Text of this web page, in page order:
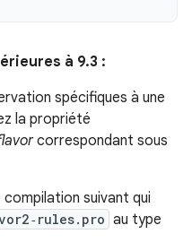
à 9.3 :
spécifiques à une
la propriété
correspondant sous
suivant qui
au type